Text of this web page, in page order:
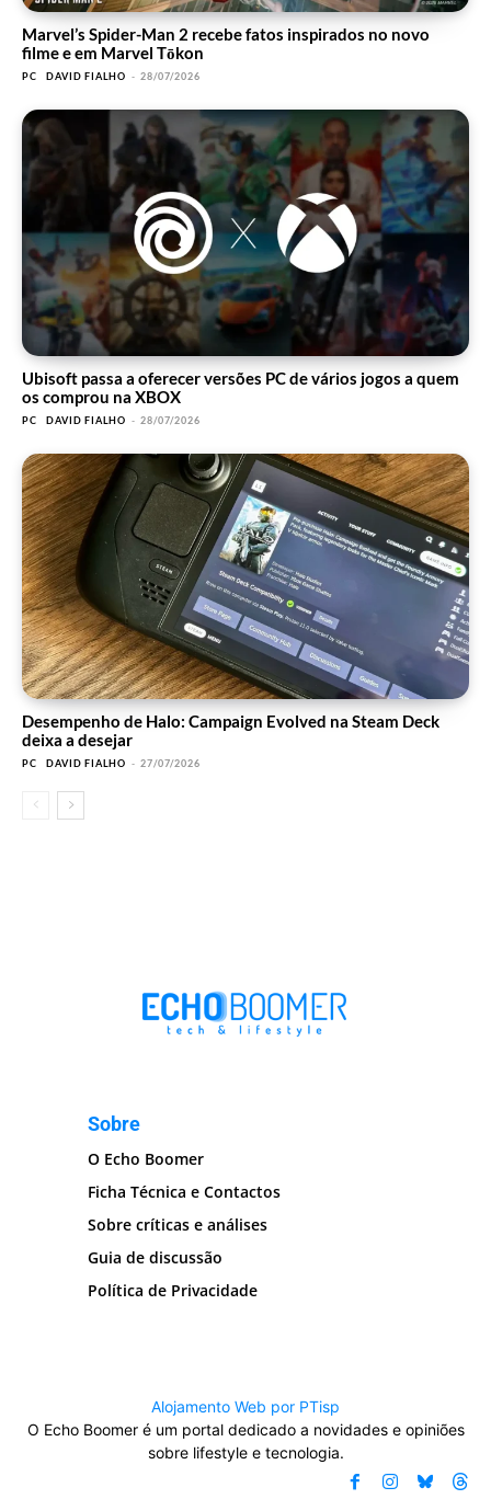
Marvel’s Spider-Man 2 recebe fatos inspirados no novo
filme e em Marvel Tōkon
PC DAVID FIALHO - 28/07/2026
Ubisoft passa a oferecer versões PC de vários jogos a quem
os comprou na XBOX
PC DAVID FIALHO - 28/07/2026
Desempenho de Halo: Campaign Evolved na Steam Deck
deixa a desejar
PC DAVID FIALHO - 27/07/2026
Sobre
O Echo Boomer
Ficha Técnica e Contactos
Sobre críticas e análises
Guia de discussão
Política de Privacidade
Alojamento Web por PTisp
O Echo Boomer é um portal dedicado a novidades e opiniões
sobre lifestyle e tecnologia.